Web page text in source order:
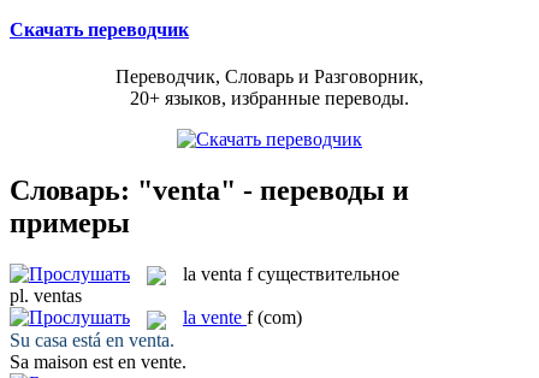
Скачать переводчик
Переводчик, Словарь и Разговорник,
20+ языков, избранные переводы.
Словарь: "venta" - переводы и
примеры
la venta f существительное
pl. ventas
la vente f (com)
Su casa está en venta.
Sa maison est en vente.